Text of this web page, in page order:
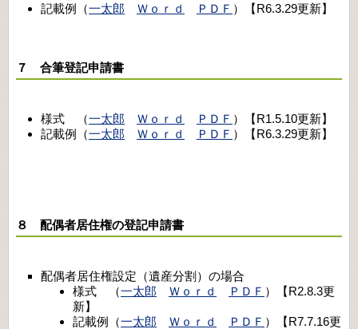
記載例（一太郎 Ｗｏｒｄ ＰＤＦ ）【R6.3.29更新】
７ 合筆登記申請書
様式 （一太郎 Ｗｏｒｄ ＰＤＦ ）【R1.5.10更新】
記載例（一太郎 Ｗｏｒｄ ＰＤＦ ）【R6.3.29更新】
８ 配偶者居住権の登記申請書
配偶者居住権設定（遺産分割）の場合
様式 （一太郎 Ｗｏｒｄ ＰＤＦ ）【R2.8.3更
新】
記載例（一太郎 Ｗｏｒｄ ＰＤＦ ）【R7.7.16更